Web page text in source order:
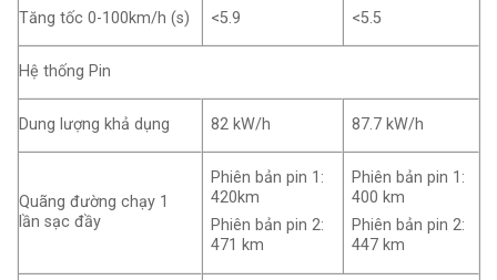
Tăng tốc 0-100km/h (s) <5.9 <5.5
Hệ thống Pin
Dung lượng khả dụng 82 kW/h 87.7 kW/h
Quãng đường chạy 1
lần sạc đầy
Phiên bản pin 1:
420km
Phiên bản pin 2:
471 km
Phiên bản pin 1:
400 km
Phiên bản pin 2:
447 km